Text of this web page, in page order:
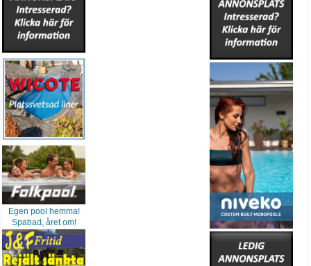
Egen pool hemma!
Spabad, året om!